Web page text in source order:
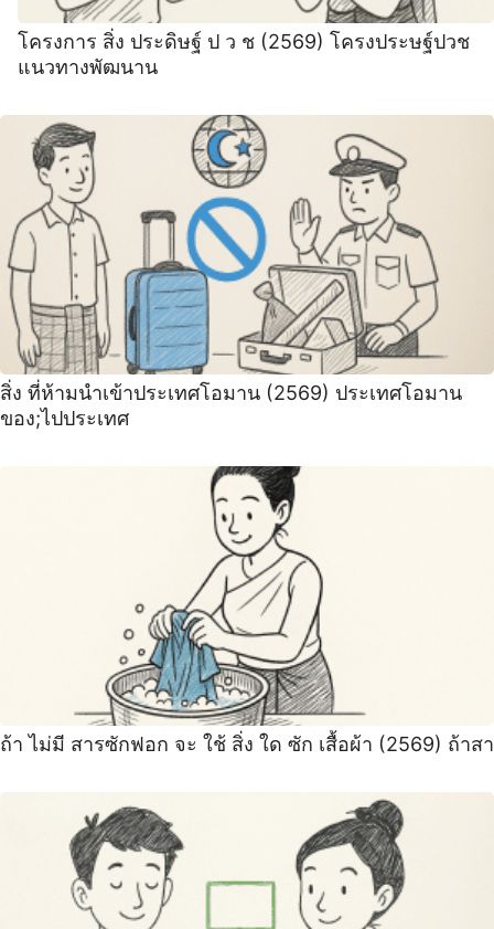
โครงการ สิ่ง ประดิษฐ์ ป ว ช (2569) โครงประษฐ์ปวช
แนวทางพัฒนาน
สิ่ง ที่ห้ามนำเข้าประเทศโอมาน (2569) ประเทศโอมาน
ของ;ไปประเทศ
ถ้า ไม่มี สารซักฟอก จะ ใช้ สิ่ง ใด ซัก เสื้อผ้า (2569) ถ้าสา